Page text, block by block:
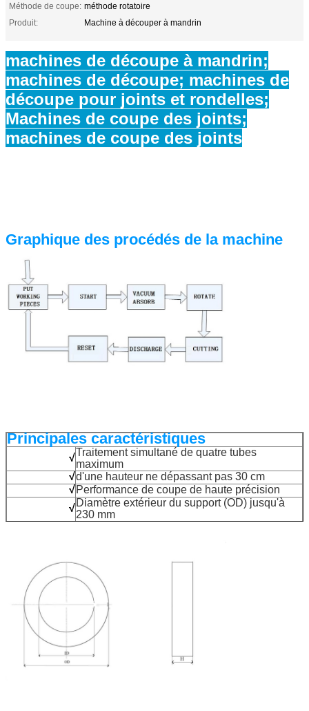
Méthode de coupe: méthode rotatoire
Produit:
Machine à découper à mandrin
machines de découpe à mandrin;
machines de découpe; machines de
découpe pour joints et rondelles;
Machines de coupe des joints;
machines de coupe des joints
Graphique des procédés de la machine
Principales caractéristiques
√Traitement simultané de quatre tubes
maximum
√d'une hauteur ne dépassant pas 30 cm
√Performance de coupe de haute précision
√Diamètre extérieur du support (OD) jusqu'à
230 mm
√Les tubes moulés ou extrudés sont disponibles